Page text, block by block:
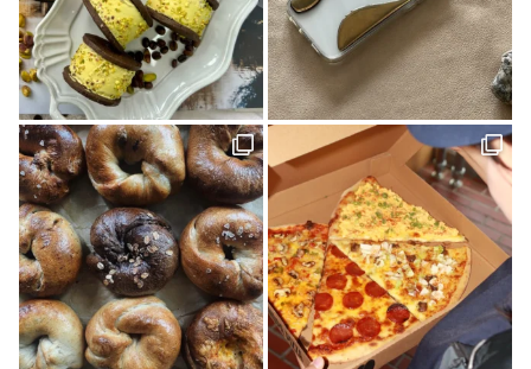
mayudama(1)
大洲市(1) 砥部焼(2)
愛媛社会福祉協議会(1)
愛媛デザイナーズハウス(9)
今治市(3) 観光(4) 先進医療(1)
VOL.06(1)
本(7)
予土線駅前マルシェ(1) アイスクリーム(1) 80年代(2)
第二弾(2)
おそとごはん(1)
大街道(1) forkids(1)
福祉(1)
技と心でつくるみかんジュース(1)
愛媛さくらひめシリーズ(1)
歴史(2)
cocochi 藤岡萬建設(1)
内原 由季さん(1) 本の轍(7)
佐田岬半島(1)
スイーツ(4)
昭和レトロ(2) 店(1) マチボン for kids vol.02(1)
工芸(1)
お弁当(1)
みかん(1) 濵田農園(1) 日本酒(1)
グランピング(1)
大膳歯科医院(2)
暖炉のある暮らし(1) 子育て世代(1)
お出かけ(1)
ロールケーキ(1)
柑橘(1) 生活道具(1) ミロコカフェ(1)
松山市(26)
ライフスタイル(1)
愛媛みかん(1)
無添加ジュース「きわみ」(1)
ほろよいフェスタ2023(1)
霧の森・高原(1)
しまのぱんかふぇ tetote(1)
暮らし探訪(1)
パッシブハウス(1) 平屋(1) 抹茶(1)
ジュース(1)